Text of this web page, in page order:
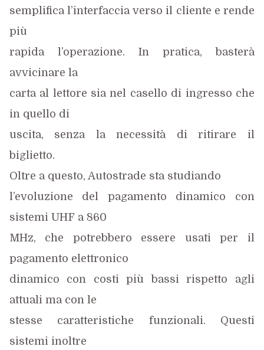
semplifica l’interfaccia verso il cliente e rende
più
rapida l’operazione. In pratica, basterà
avvicinare la
carta al lettore sia nel casello di ingresso che
in quello di
uscita, senza la necessità di ritirare il
biglietto.
Oltre a questo, Autostrade sta studiando
l’evoluzione del pagamento dinamico con
sistemi UHF a 860
MHz, che potrebbero essere usati per il
pagamento elettronico
dinamico con costi più bassi rispetto agli
attuali ma con le
stesse caratteristiche funzionali. Questi
sistemi inoltre